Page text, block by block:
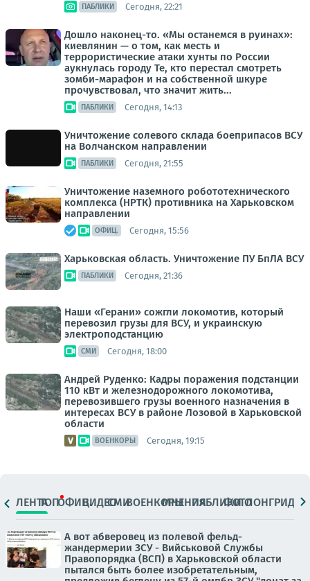
ПАБЛИКИ Сегодня, 22:21
Дошло наконец-то. «Мы останемся в руинах»:
киевлянин — о том, как месть и
террористические атаки хунты по России
аукнулась городу Те, кто перестал смотреть
зомби-марафон и на собственной шкуре
прочувствовал, что значит жить...
ПАБЛИКИ Сегодня, 14:13
Уничтожение солевого склада боеприпасов ВСУ
на Волчанском направлении
ПАБЛИКИ Сегодня, 21:55
Уничтожение наземного робототехнического
комплекса (НРТК) противника на Харьковском
направлении
ОФИЦ. Сегодня, 15:56
Харьковская область. Уничтожение ПУ БпЛА ВСУ
ПАБЛИКИ Сегодня, 21:36
Наши «Герани» сожгли локомотив, который
перевозил грузы для ВСУ, и украинскую
электроподстанцию
СМИ Сегодня, 18:00
Андрей Руденко: Кадры поражения подстанции
110 кВт и железнодорожного локомотива,
перевозившего грузы военного назначения в
интересах ВСУ в районе Лозовой в Харьковской
области
ВОЕНКОРЫ Сегодня, 19:15
ЛЕНТАТОПОФИЦ.ВИДЕОСМИВОЕНКОРЫМНЕНИЯПАБЛИКИ
ФОТОЛОНГРИДЫ
А вот абверовец из полевой фельд-
жандермерии ЗСУ - Вийськовой Службы
Правопорядка (ВСП) в Харьковской области
пытался быть более изобретательным,